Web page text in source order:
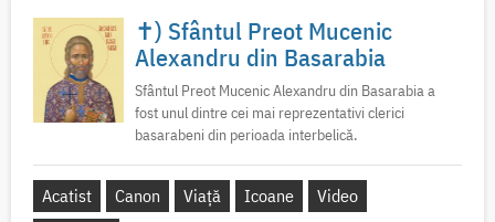
✝) Sfântul Preot Mucenic
Alexandru din Basarabia
Sfântul Preot Mucenic Alexandru din Basarabia a
fost unul dintre cei mai reprezentativi clerici
basarabeni din perioada interbelică.
Acatist Canon Viață Icoane
Video